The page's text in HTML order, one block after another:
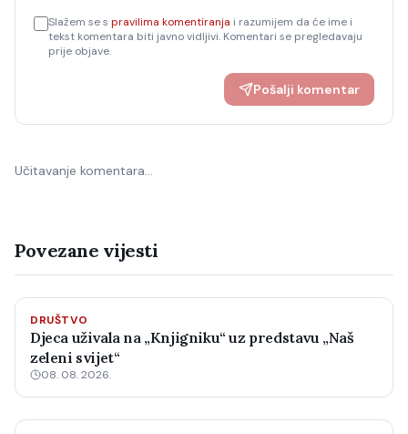
Slažem se s pravilima komentiranja i razumijem da će ime i
tekst komentara biti javno vidljivi. Komentari se pregledavaju
prije objave.
Pošalji komentar
Učitavanje komentara…
Povezane vijesti
DRUŠTVO
Djeca uživala na „Knjigniku“ uz predstavu „Naš
zeleni svijet“
08. 08. 2026.